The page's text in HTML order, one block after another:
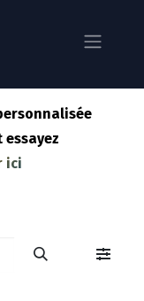
essayez
ici